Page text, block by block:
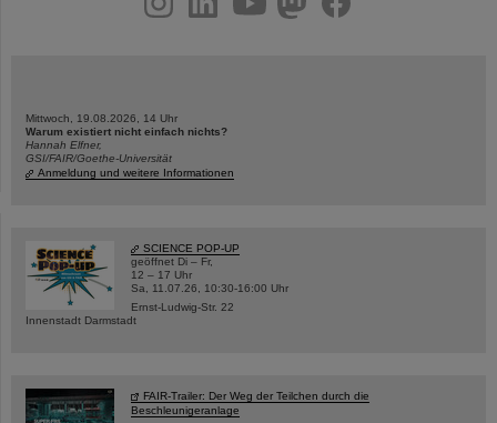
Mittwoch, 19.08.2026, 14 Uhr
Warum existiert nicht einfach nichts?
Hannah Elfner,
GSI/FAIR/Goethe-Universität
Anmeldung und weitere Informationen
SCIENCE POP-UP
geöffnet Di – Fr,
12 – 17 Uhr
Sa, 11.07.26, 10:30-16:00 Uhr
Ernst-Ludwig-Str. 22
Innenstadt Darmstadt
FAIR-Trailer: Der Weg der Teilchen durch die
Beschleunigeranlage